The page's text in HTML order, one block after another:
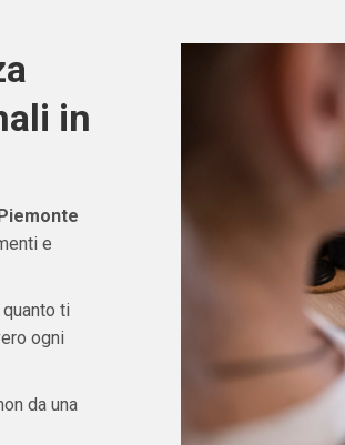
in
e
ti
ogni
da una